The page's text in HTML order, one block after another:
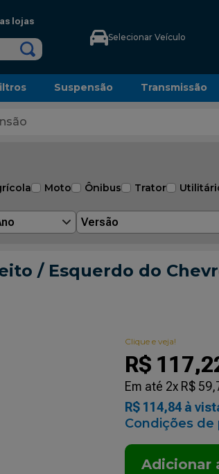
lojas
Selecionar Veículo
Suspensão Transmissão
Moto Ônibus Trator
Versão
/ Esquerdo do
Clique e veja!
R$ 117,
Em até 2x R$ 59,
R$ 114,84à
Condições
Adicionar